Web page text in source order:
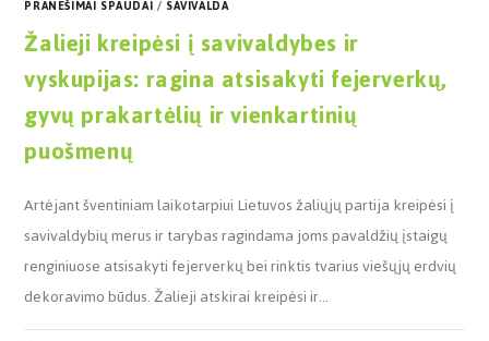
PRANEŠIMAI SPAUDAI/ SAVIVALDA
Žalieji kreipėsi į savivaldybes ir
vyskupijas: ragina atsisakyti fejerverkų,
gyvų prakartėlių ir vienkartinių
puošmenų
Artėjant šventiniam laikotarpiui Lietuvos žaliųjų partija kreipėsi į
savivaldybių merus ir tarybas ragindama joms pavaldžių įstaigų
renginiuose atsisakyti fejerverkų bei rinktis tvarius viešųjų erdvių
dekoravimo būdus. Žalieji atskirai kreipėsi ir…